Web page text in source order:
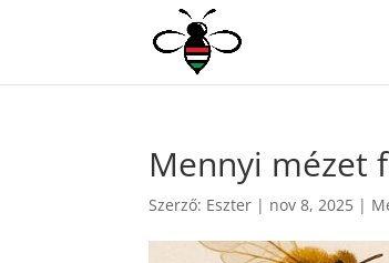
Mennyi mézet
Szerző: Eszter | nov 8, 2025 |